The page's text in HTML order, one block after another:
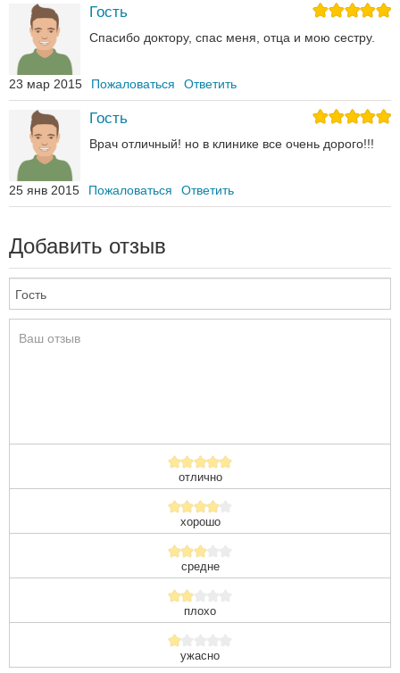
Гость
Спасибо доктору, спас меня, отца и мою сестру.
23 мар 2015 Пожаловаться Ответить
Гость
Врач отличный! но в клинике все очень дорого!!!
25 янв 2015 Пожаловаться Ответить
Добавить отзыв
ужасно
плохо
средне
хорошо
отлично